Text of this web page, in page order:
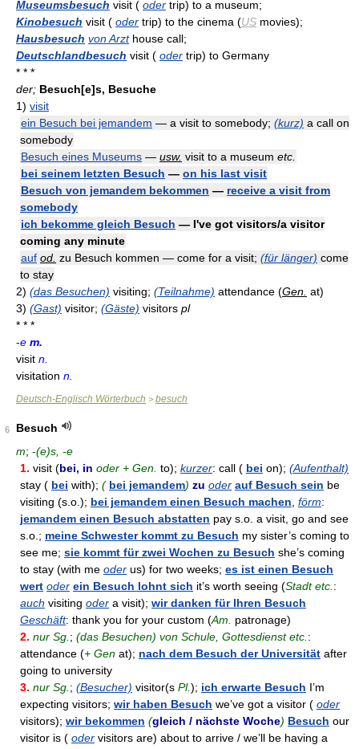
Museumsbesuch visit ( oder trip) to a museum;
Kinobesuch visit ( oder trip) to the cinema (US movies);
Hausbesuch von Arzthouse call;
Deutschlandbesuch visit ( oder trip) to Germany
* * *
der; Besuch[e]s, Besuche
1) visit
ein Besuch bei jemandem — a visit to somebody; (kurz) a call on
somebody
Besuch eines Museums — usw. visit to a museum etc.
bei seinem letzten Besuch — on his last visit
Besuch von jemandem bekommen — receive a visit from
somebody
ich bekomme gleich Besuch — I've got visitors/a visitor
coming any minute
auf od. zu Besuch kommen — come for a visit; (für länger) come
to stay
2) (das Besuchen) visiting; (Teilnahme) attendance (Gen. at)
3) (Gast) visitor; (Gäste) visitors pl
* * *
-e m.
visit n.
visitation n.
Deutsch-Englisch Wörterbuch > besuch
6
Besuch
m; -(e)s, -e
1. visit (bei, in oder + Gen. to); kurzer: call ( bei on); (Aufenthalt)
stay ( bei with); ( bei jemandem) zu oder auf Besuch sein be
visiting (s.o.); bei jemandem einen Besuch machen förm:
jemandem einen Besuch abstatten pay s.o. a visit, go and see
s.o.; meine Schwester kommt zu Besuch my sister’s coming to
see me; sie kommt für zwei Wochen zu Besuch she’s coming
to stay (with me oder us) for two weeks; es ist einen Besuch
wert oder ein Besuch lohnt sich it’s worth seeing (Stadt etc. :
auch visiting oder a visit); wir danken für Ihren Besuch
Geschäft: thank you for your custom (Am.
patronage)
2. nur Sg. ; (das Besuchen) von Schule, Gottesdienst etc. :
attendance (+ Gen at); nach dem Besuch der Universität after
going to university
3. nur Sg. ; (Besucher) visitor(s Pl.); ich erwarte Besuch I’m
expecting visitors; wir haben Besuch we’ve got a visitor ( oder
visitors); wir bekommen (gleich / nächste Woche) Besuch our
visitor is ( oder visitors are) about to arrive / we’ll be having a